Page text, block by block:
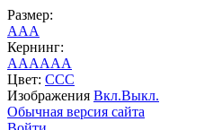
Размер:
AAA
Кернинг:
AAAAAA
Цвет: CCC
Изображения Вкл.Выкл.
Обычная версия сайта